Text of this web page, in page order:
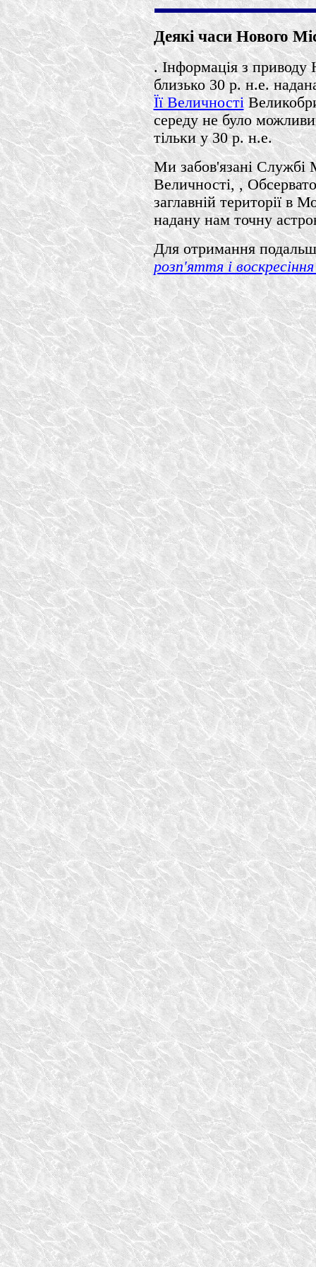
Деякі часи Нового
. Інформація з приводу
близько 30 р. н.е.
Її Величності
середу не було
тільки у 30 р. н.е.
Ми забов'язані Службі
Величності, ,
заглавній території в
надану нам точну
Для отримання
розп'яття і